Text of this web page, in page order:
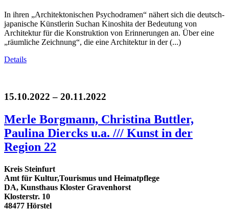
In ihren „Architektonischen Psychodramen“ nähert sich die deutsch-
japanische Künstlerin Suchan Kinoshita der Bedeutung von
Architektur für die Konstruktion von Erinnerungen an. Über eine
„räumliche Zeichnung“, die eine Architektur in der (...)
Details
15.10.2022 – 20.11.2022
Merle Borgmann, Christina Buttler,
Paulina Diercks u.a. /// Kunst in der
Region 22
Kreis Steinfurt
Amt für Kultur,Tourismus und Heimatpflege
DA, Kunsthaus Kloster Gravenhorst
Klosterstr. 10
48477 Hörstel